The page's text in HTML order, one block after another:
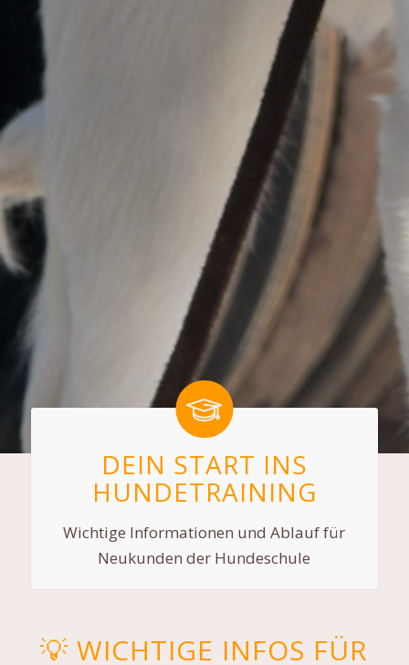
DEIN START INS
HUNDETRAINING
Wichtige Informationen und Ablauf für
Neukunden der Hundeschule
💡 WICHTIGE INFOS FÜR